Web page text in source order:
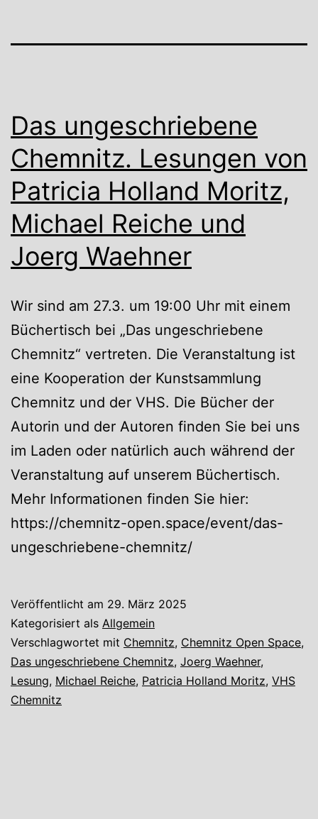
Das ungeschriebene
Chemnitz. Lesungen von
Patricia Holland Moritz,
Michael Reiche und
Joerg Waehner
Wir sind am 27.3. um 19:00 Uhr mit einem
Büchertisch bei „Das ungeschriebene
Chemnitz“ vertreten. Die Veranstaltung ist
eine Kooperation der Kunstsammlung
Chemnitz und der VHS. Die Bücher der
Autorin und der Autoren finden Sie bei uns
im Laden oder natürlich auch während der
Veranstaltung auf unserem Büchertisch.
Mehr Informationen finden Sie hier:
https://chemnitz-open.space/event/das-
ungeschriebene-chemnitz/
Veröffentlicht am 29. März 2025
Kategorisiert als Allgemein
Verschlagwortet mit Chemnitz, Chemnitz Open Space,
Das ungeschriebene Chemnitz, Joerg Waehner,
Lesung, Michael Reiche, Patricia Holland Moritz, VHS
Chemnitz